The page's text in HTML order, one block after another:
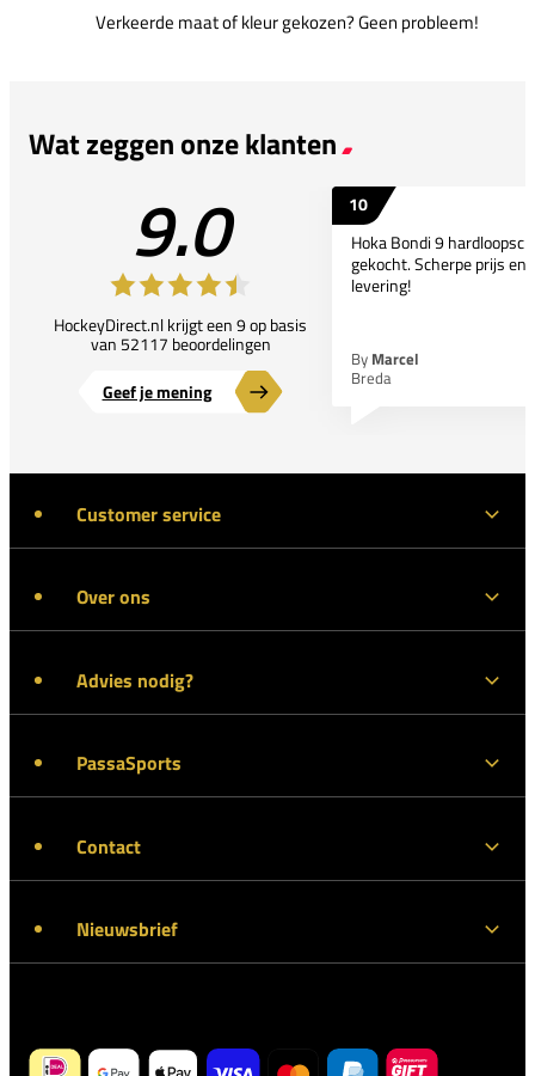
Verkeerde maat of kleur gekozen? Geen probleem!
Wat zeggen onze klanten
9.0
HockeyDirect.nl krijgt een 9 op basis
van 52117 beoordelingen
Geef je mening
10
Hoka Bondi 9
gekocht. Scherpe prijs en
levering!
By Marcel
Breda
Customer service
Over ons
Advies nodig?
PassaSports
Contact
Nieuwsbrief